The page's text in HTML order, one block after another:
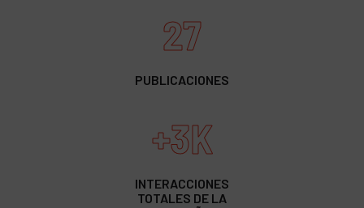
27
PUBLICACIONES
+3K
INTERACCIONES
TOTALES DE LA